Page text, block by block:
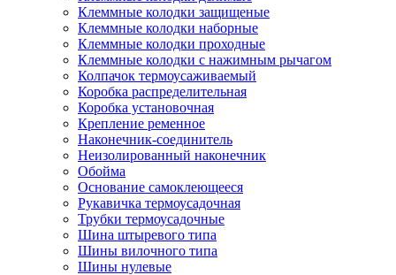
Клеммные колодки защищеные
Клеммные колодки наборные
Клеммные колодки проходные
Клеммные колодки с нажимным рычагом
Колпачок термоусаживаемый
Коробка распределительная
Коробка установочная
Крепление ременное
Наконечник-соединитель
Неизолированный наконечник
Обойма
Основание самоклеющееся
Рукавичка термоусадочная
Трубки термоусадочные
Шина штыревого типа
Шины вилочного типа
Шины нулевые